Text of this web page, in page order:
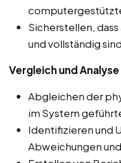
Sicherstellen,
und vollständig
Vergleich und
Abgleichen der
im System
Identifizieren und
Abweichungen